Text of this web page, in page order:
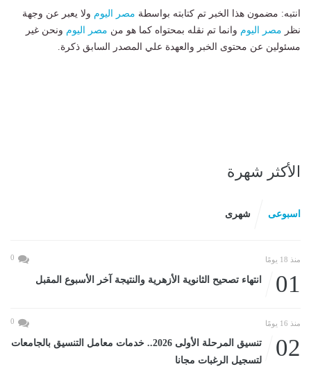
انتبه: مضمون هذا الخبر تم كتابته بواسطة مصر اليوم ولا يعبر عن وجهة
نظر مصر اليوم وانما تم نقله بمحتواه كما هو من مصر اليوم ونحن غير
مسئولين عن محتوى الخبر والعهدة علي المصدر السابق ذكرة.
الأكثر شهرة
اسبوعى شهرى
منذ 18 يومًا 0
01 انتهاء تصحيح الثانوية الأزهرية والنتيجة آخر الأسبوع المقبل
منذ 16 يومًا 0
02
تنسيق المرحلة الأولى 2026.. خدمات معامل التنسيق بالجامعات
لتسجيل الرغبات مجانا